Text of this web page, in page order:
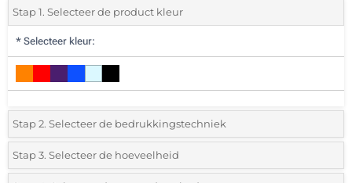
Stap 1. Selecteer de product kleur
* Selecteer kleur:
Stap 2. Selecteer de bedrukkingstechniek
*Selecteer de bedrukking en kleuren van het logo:
Stap 3. Selecteer de hoeveelheid